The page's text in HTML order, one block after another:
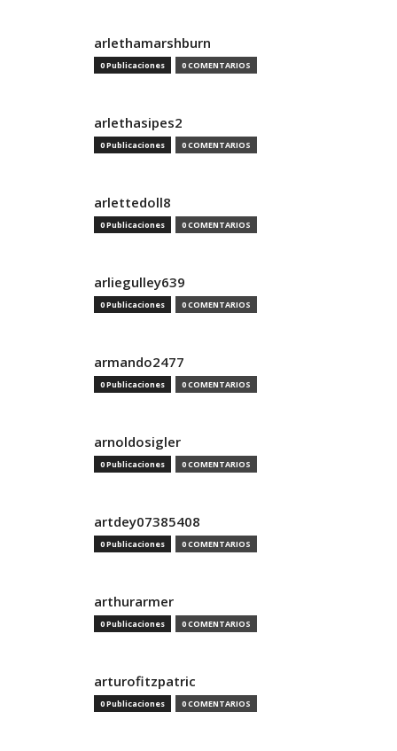
arlethamarshburn
0 Publicaciones 0 COMENTARIOS
arlethasipes2
0 Publicaciones 0 COMENTARIOS
arlettedoll8
0 Publicaciones 0 COMENTARIOS
arliegulley639
0 Publicaciones 0 COMENTARIOS
armando2477
0 Publicaciones 0 COMENTARIOS
arnoldosigler
0 Publicaciones 0 COMENTARIOS
artdey07385408
0 Publicaciones 0 COMENTARIOS
arthurarmer
0 Publicaciones 0 COMENTARIOS
arturofitzpatric
0 Publicaciones 0 COMENTARIOS